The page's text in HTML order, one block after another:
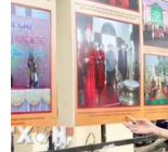
đàm phán giữa